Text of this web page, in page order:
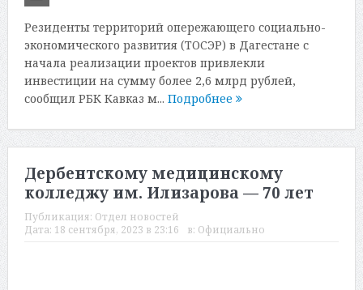
Резиденты территорий опережающего социально-
экономического развития (ТОСЭР) в Дагестане с
начала реализации проектов привлекли
инвестиции на сумму более 2,6 млрд рублей,
сообщил РБК Кавказ м... Подробнее
Дербентскому медицинскому
колледжу им. Илизарова — 70 лет
Публикация: Отдел новостей
Дата: 18 сентября, 2023 в 23:16 в: Официально